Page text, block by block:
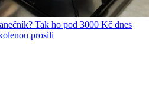
Tak ho pod 3000 Kč dnes
prosili